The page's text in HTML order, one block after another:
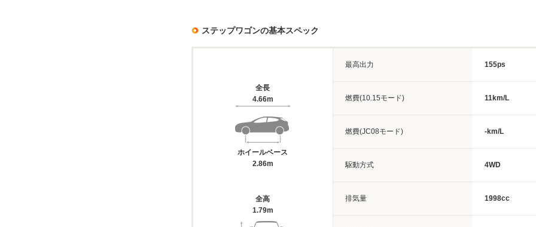
ステップワゴンの基本スペック
全長
4.66m
ホイールベース
2.86m
全高
1.79m
最高出力 155ps
燃費(10.15モード) 11km/L
燃費(JC08モード) -km/L
駆動方式 4WD
排気量 1998cc